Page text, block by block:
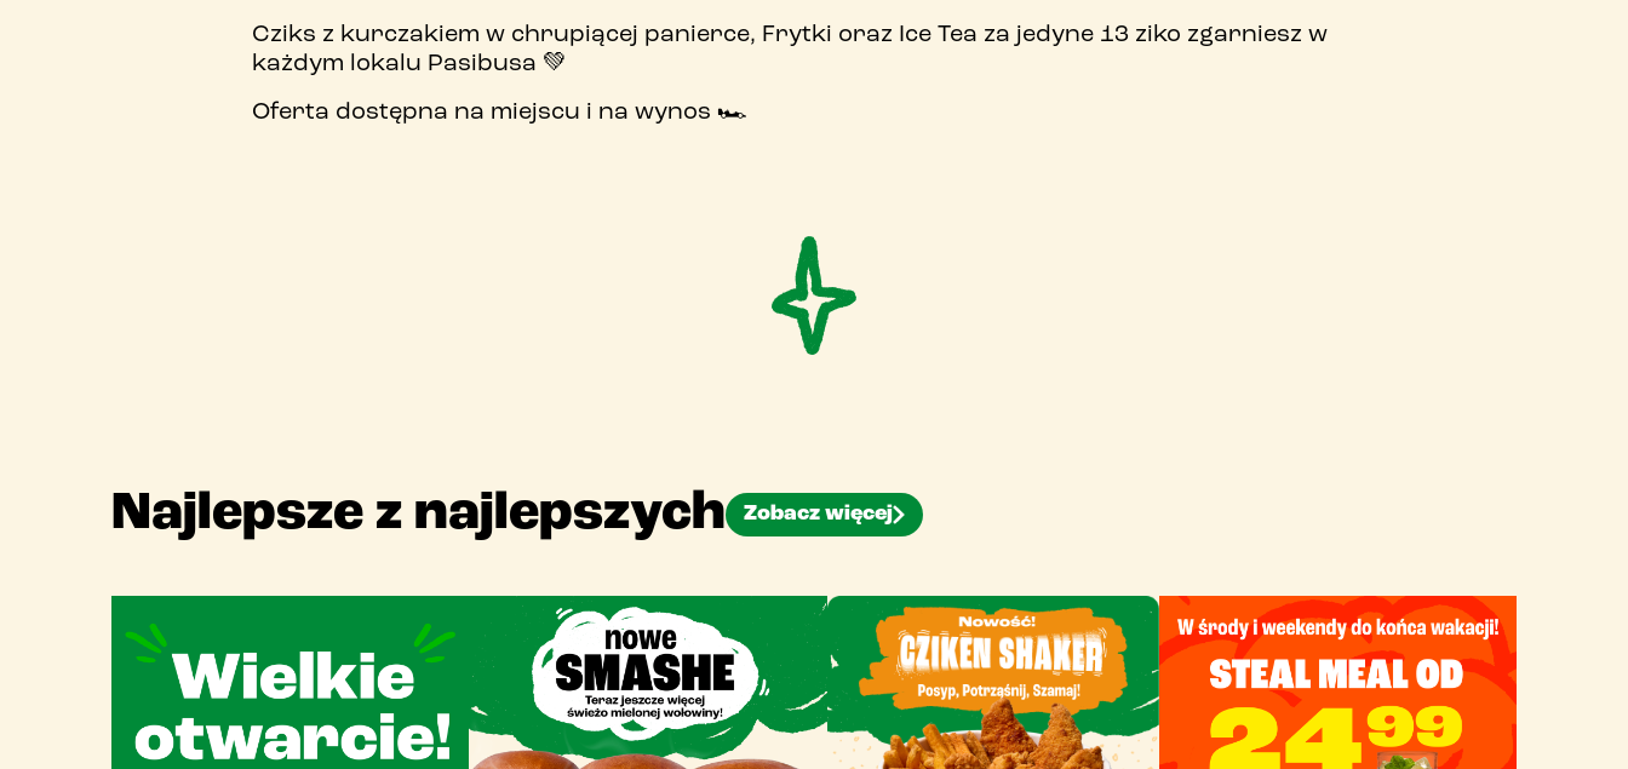
Cziks z kurczakiem w chrupiącej panierce, Frytki oraz Ice Tea za jedyne 13 ziko zgarniesz w
każdym lokalu Pasibusa 💚
Oferta dostępna na miejscu i na wynos 🏎️
Najlepsze z najlepszych Zobacz więcej